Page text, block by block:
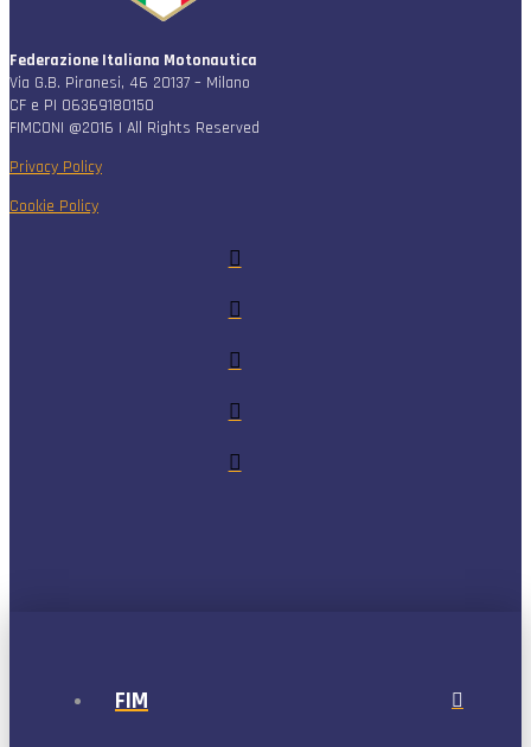
Federazione Italiana Motonautica
Via G.B. Piranesi, 46 20137 – Milano
CF e PI 06369180150
FIMCONI @2016 | All Rights Reserved
Privacy Policy
Cookie Policy
FIM